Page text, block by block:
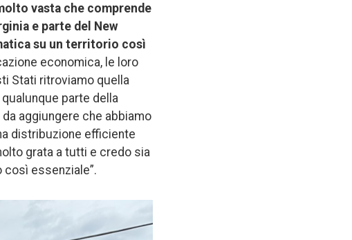
vasta che comprende
e parte del New
su un territorio così
economica, le loro
Stati ritroviamo quella
parte della
aggiungere che abbiamo
distribuzione efficiente
grata a tutti e credo sia
essenziale”.